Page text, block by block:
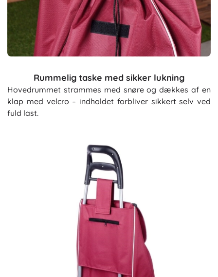
Rummelig taske med sikker lukning
Hovedrummet strammes med snøre og dækkes af en
klap med velcro – indholdet forbliver sikkert selv ved
fuld last.